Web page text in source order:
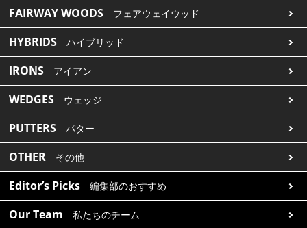
FAIRWAY WOODS フェアウェイウッド
HYBRIDS ハイブリッド
IRONS アイアン
WEDGES ウェッジ
PUTTERS パター
OTHER その他
Editor’s Picks 編集部のおすすめ
Our Team 私たちのチーム